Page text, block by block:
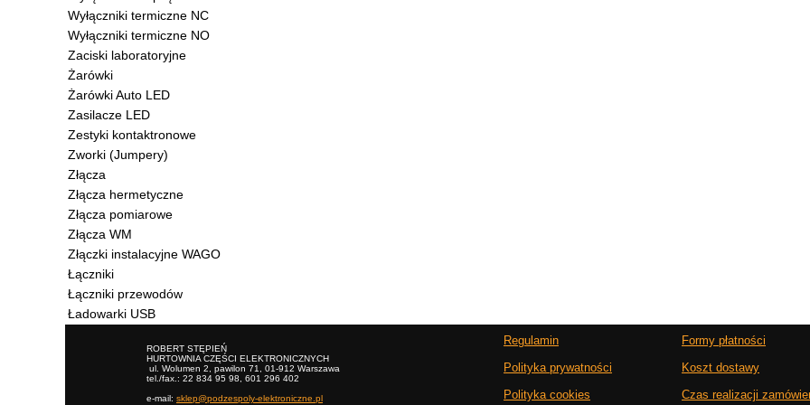
Wyłączniki termiczne NC
Wyłączniki termiczne NO
Zaciski laboratoryjne
Żarówki
Żarówki Auto LED
Zasilacze LED
Zestyki kontaktronowe
Zworki (Jumpery)
Złącza
Złącza hermetyczne
Złącza pomiarowe
Złącza WM
Złączki instalacyjne WAGO
Łączniki
Łączniki przewodów
Ładowarki USB
ROBERT STĘPIEŃ
HURTOWNIA CZĘŚCI ELEKTRONICZNYCH
ul. Wolumen 2, pawilon 71, 01-912 Warszawa
tel./fax.: 22 834 95 98, 601 296 402
e-mail: sklep@podzespoly-elektroniczne.pl
Regulamin
Polityka prywatności
Polityka cookies
Formy płatności
Koszt dostawy
Czas realizacji